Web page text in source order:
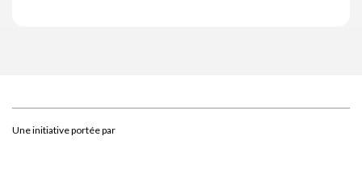
Une initiative portée par